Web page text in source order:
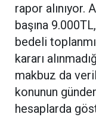
rapor alınıyor.
başına
bedeli
kararı
makbuz da
konunun
hesaplarda